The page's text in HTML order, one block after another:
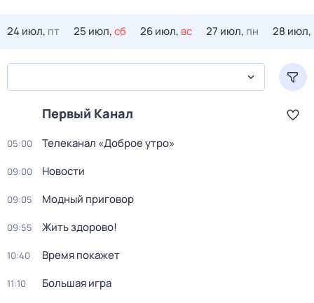
24 июл, пт 25 июл,сб 26 июл, вс 27 июл, пн 28 июл,
Первый Канал
05:00 Телеканал «Доброе утро»
09:00 Новости
09:05 Модный приговор
09:55 Жить здорово!
10:40 Время покажет
11:10 Большая игра